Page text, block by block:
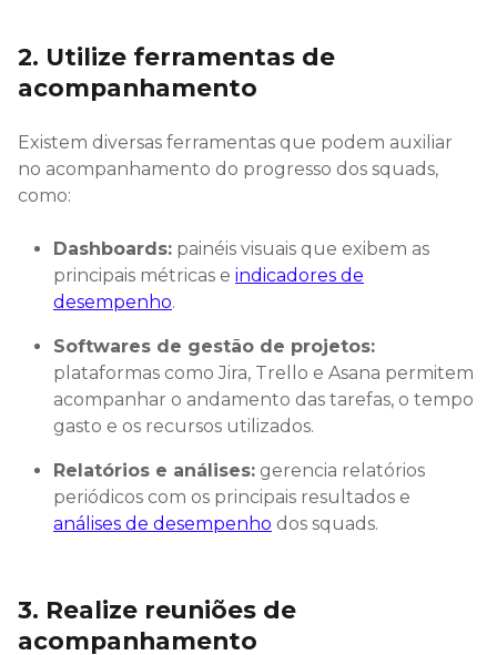
2. Utilize ferramentas de
acompanhamento
Existem diversas ferramentas que podem auxiliar
no acompanhamento do progresso dos squads,
como:
Dashboards: painéis visuais que exibem as
principais métricas e indicadores de
desempenho.
Softwares de gestão de projetos:
plataformas como Jira, Trello e Asana permitem
acompanhar o andamento das tarefas, o tempo
gasto e os recursos utilizados.
Relatórios e análises: gerencia relatórios
periódicos com os principais resultados e
análises de desempenho dos squads.
3. Realize reuniões de
acompanhamento